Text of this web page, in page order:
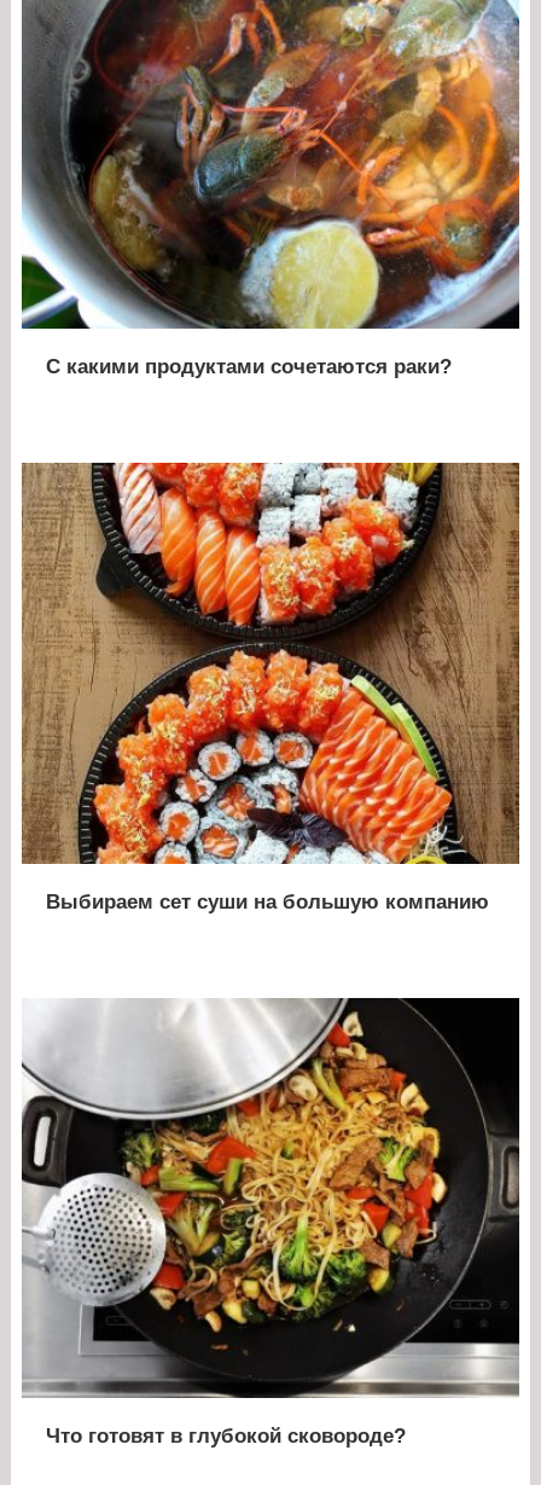
С какими продуктами сочетаются раки?
Выбираем сет суши на большую компанию
Что готовят в глубокой сковороде?